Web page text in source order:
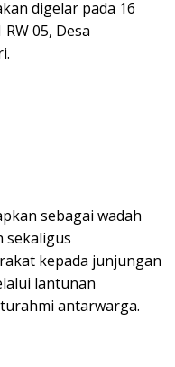
digelar pada 16
05, Desa
sebagai wadah
sekaligus
kepada junjungan
lantunan
antarwarga.